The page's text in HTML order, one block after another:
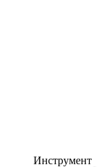
Инструмент